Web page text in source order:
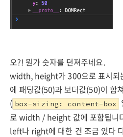
오?! 뭔가 숫자를 던져주네요.
width, height가 300으로 표시되
에 패딩값(50)과 보더값(50)이 합
( box-sizing: content-box
로 width / height 값에 포함됩니
left나 right에 대한 건 조금 있다